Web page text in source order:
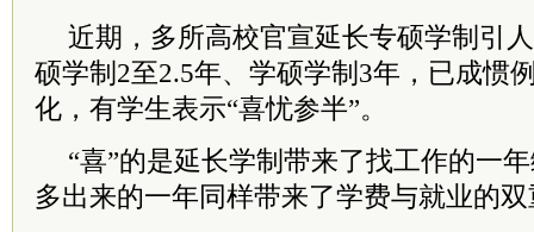
近期，多所高校官宣延长专硕学制引
硕学制2至2.5年、学硕学制3年，已成惯
化，有学生表示“喜忧参半”。
“喜”的是延长学制带来了找工作的一
多出来的一年同样带来了学费与就业的